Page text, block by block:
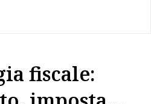
fiscale: